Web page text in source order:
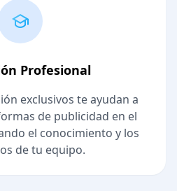
Profesional
exclusivos te ayudan a
de publicidad en el
el conocimiento y los
de tu equipo.